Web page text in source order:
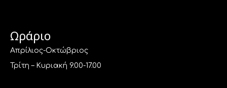
Ωράριο
Απρίλιος-Οκτώβριος
Τρίτη – Κυριακή 9.00-17.00